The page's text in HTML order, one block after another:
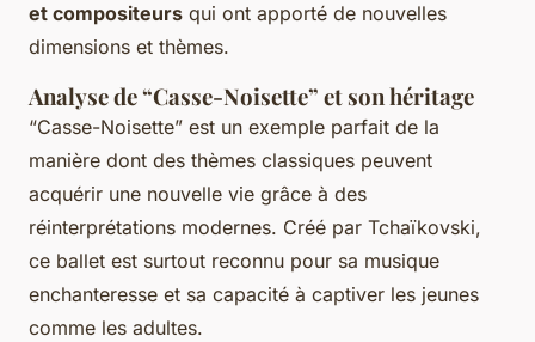
et compositeurs qui ont apporté de nouvelles
dimensions et thèmes.
Analyse de “Casse-Noisette” et son héritage
“Casse-Noisette” est un exemple parfait de la
manière dont des thèmes classiques peuvent
acquérir une nouvelle vie grâce à des
réinterprétations modernes. Créé par Tchaïkovski,
ce ballet est surtout reconnu pour sa musique
enchanteresse et sa capacité à captiver les jeunes
comme les adultes.